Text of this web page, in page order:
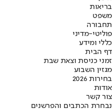
בריאות
משפט
תחבורה
פוליטי-מדיני
כללי ומידע
דף הבית
זמני כניסת וצאת שבת
מגזין השבוע
בחירות 2026
אודות
צור קשר
נבחרת הכתבים והפרשנים